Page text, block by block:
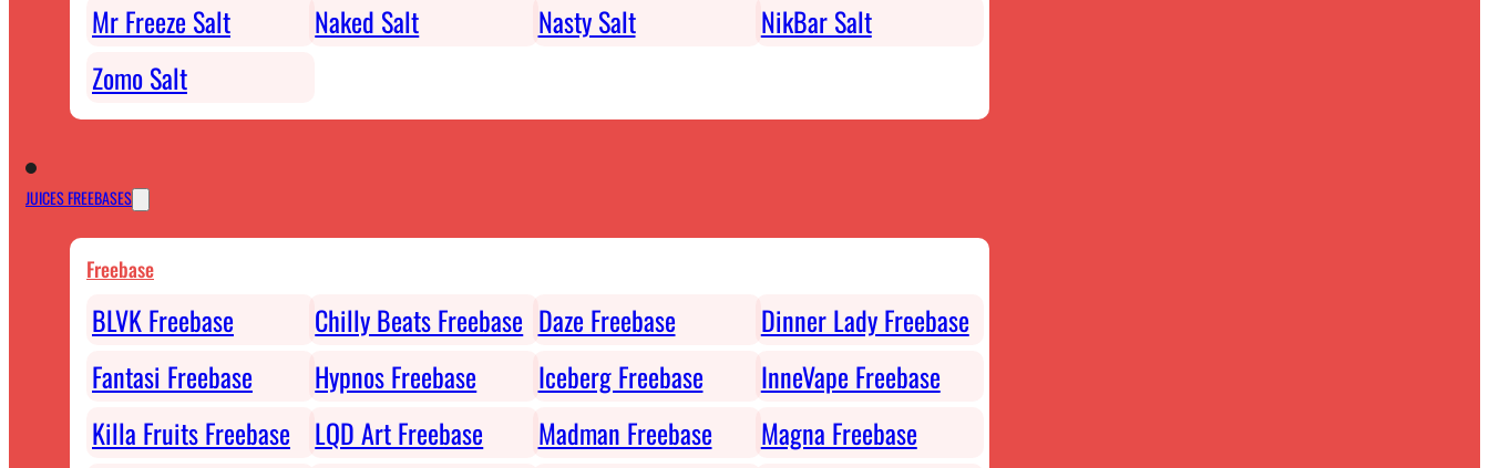
Mr Freeze Salt
Naked Salt Nasty Salt
NikBar Salt
Zomo Salt
JUICES FREEBASES
Freebase
BLVK Freebase Chilly Beats Freebase Daze Freebase
Dinner Lady Freebase
Fantasi Freebase
Hypnos Freebase Iceberg Freebase
InneVape Freebase
Killa Fruits Freebase
LQD Art Freebase Madman Freebase
Magna Freebase